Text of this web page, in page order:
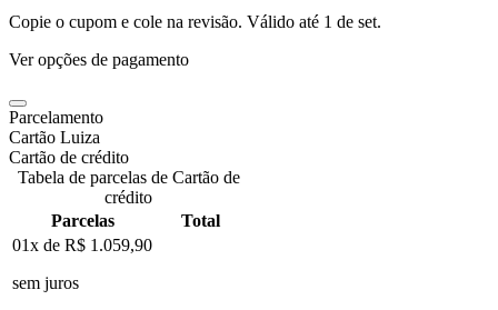
Copie o cupom e cole na revisão. Válido até 1 de set.
Ver opções de pagamento
Parcelamento
Cartão Luiza
Cartão de crédito
Tabela de parcelas de Cartão de
crédito
Parcelas
Total
01x de R$ 1.059,90
sem juros